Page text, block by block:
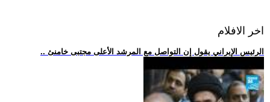
اخر الافلام
.. الرئيس الإيراني يقول إن التواصل مع المرشد الأعلى مجتبى خامنئ